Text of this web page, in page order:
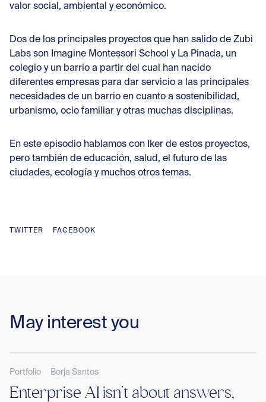
valor social, ambiental y económico.
Dos de los principales proyectos que han salido de Zubi
Labs son Imagine Montessori School y La Pinada, un
colegio y un barrio a partir del cual han nacido
diferentes empresas para dar servicio a las principales
necesidades de un barrio en cuanto a sostenibilidad,
urbanismo, ocio familiar y otras muchas disciplinas.
En este episodio hablamos con Iker de estos proyectos,
pero también de educación, salud, el futuro de las
ciudades, ecología y muchos otros temas.
TWITTER FACEBOOK
May interest you
Portfolio Borja Santos
Enterprise AI isn’t about answers,